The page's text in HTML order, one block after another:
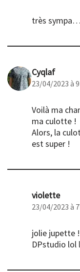
très
Cyqlaf
23/04/2023 à
Voilà ma
ma culotte !
Alors, la
est super !
violette
23/04/2023 à
jolie jupette
DPstudio lol